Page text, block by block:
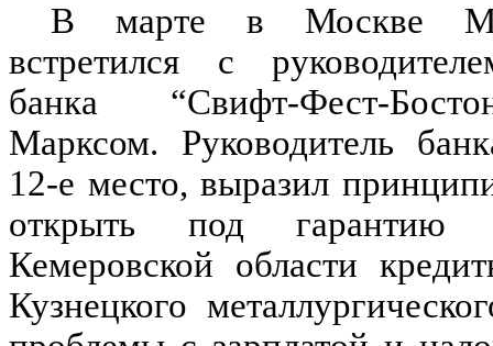
В марте в Москве
встретился с
банка “Свифт-Фест-
Марксом. Руководитель
12-е место, выразил
открыть под гарантию
Кемеровской области
Кузнецкого